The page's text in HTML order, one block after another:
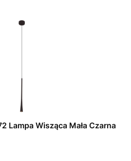
Lampa Wisząca Mała Czarna